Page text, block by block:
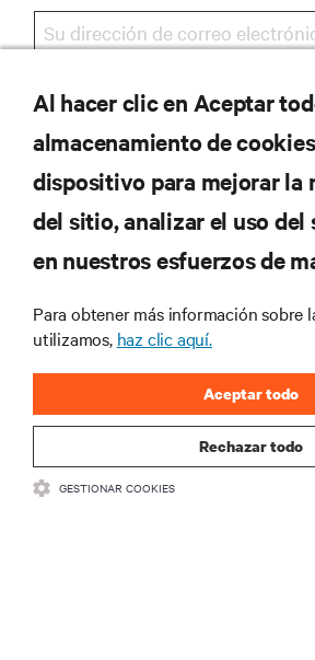
REGISTRARSE
RECURSOS
CORPORATIVO
SÍGANOS
Al hacer clic en Aceptar
almacenamiento de
dispositivo para mejorar la
del sitio, analizar el uso
en nuestros esfuerzos de
Para obtener más información sobre
utilizamos, haz clic aquí.
Rechazar todo
Aceptar todo
GESTIONAR COOKIES